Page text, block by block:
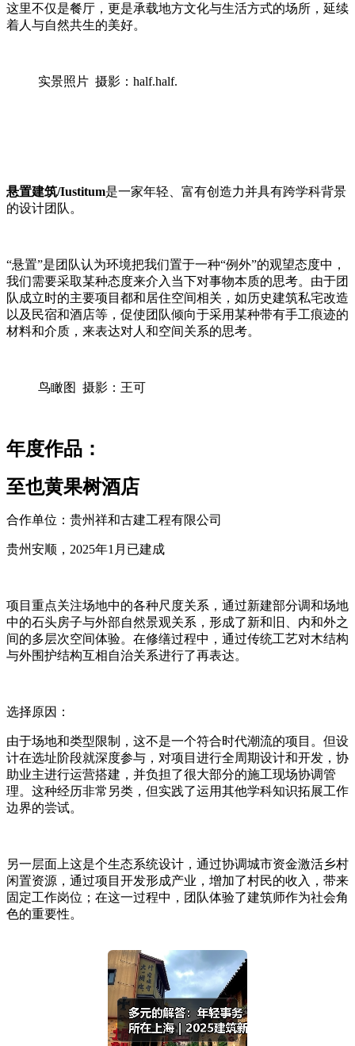
这里不仅是餐厅，更是承载地方文化与生活方式的场所，延续
着人与自然共生的美好。
实景照片 摄影：half.half.
悬置建筑/Iustitum是一家年轻、富有创造力并具有跨学科背景
的设计团队。
“悬置”是团队认为环境把我们置于一种“例外”的观望态度中，
我们需要采取某种态度来介入当下对事物本质的思考。由于团
队成立时的主要项目都和居住空间相关，如历史建筑私宅改造
以及民宿和酒店等，促使团队倾向于采用某种带有手工痕迹的
材料和介质，来表达对人和空间关系的思考。
鸟瞰图 摄影：王可
年度作品：
至也黄果树酒店
合作单位：贵州祥和古建工程有限公司
贵州安顺，2025年1月已建成
项目重点关注场地中的各种尺度关系，通过新建部分调和场地
中的石头房子与外部自然景观关系，形成了新和旧、内和外之
间的多层次空间体验。在修缮过程中，通过传统工艺对木结构
与外围护结构互相自治关系进行了再表达。
选择原因：
由于场地和类型限制，这不是一个符合时代潮流的项目。但设
计在选址阶段就深度参与，对项目进行全周期设计和开发，协
助业主进行运营搭建，并负担了很大部分的施工现场协调管
理。这种经历非常另类，但实践了运用其他学科知识拓展工作
边界的尝试。
另一层面上这是个生态系统设计，通过协调城市资金激活乡村
闲置资源，通过项目开发形成产业，增加了村民的收入，带来
固定工作岗位；在这一过程中，团队体验了建筑师作为社会角
色的重要性。